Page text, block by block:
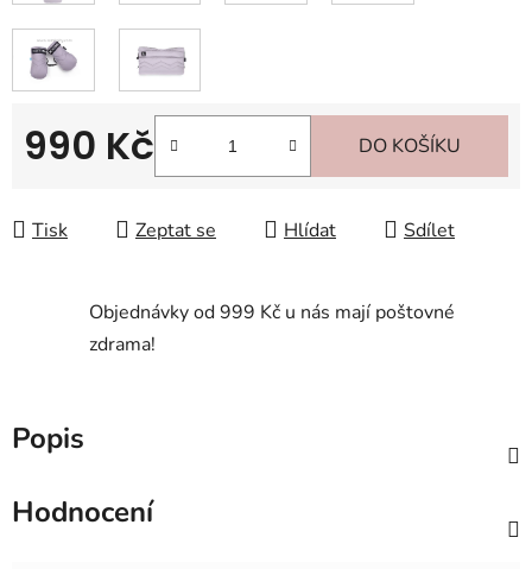
990 Kč DO KOŠÍKU
Tisk Zeptat se Hlídat Sdílet
Objednávky od 999 Kč u nás mají poštovné
zdrama!
Popis
Hodnocení